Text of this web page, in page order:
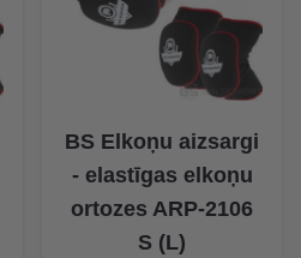
BS Elkoņu aizsargi
- elastīgas elkoņu
ortozes ARP-2106
S (L)